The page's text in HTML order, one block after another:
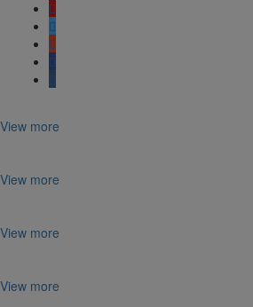
View more
View more
View more
View more